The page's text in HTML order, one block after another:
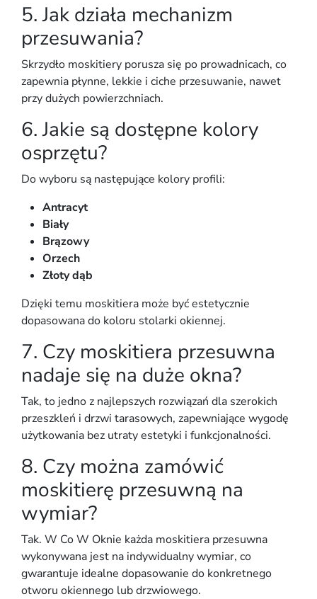
5. Jak działa mechanizm
przesuwania?
Skrzydło moskitiery porusza się po prowadnicach, co
zapewnia płynne, lekkie i ciche przesuwanie, nawet
przy dużych powierzchniach.
6. Jakie są dostępne kolory
osprzętu?
Do wyboru są następujące kolory profili:
Antracyt
Biały
Brązowy
Orzech
Złoty dąb
Dzięki temu moskitiera może być estetycznie
dopasowana do koloru stolarki okiennej.
7. Czy moskitiera przesuwna
nadaje się na duże okna?
Tak, to jedno z najlepszych rozwiązań dla szerokich
przeszkleń i drzwi tarasowych, zapewniające wygodę
użytkowania bez utraty estetyki i funkcjonalności.
8. Czy można zamówić
moskitierę przesuwną na
wymiar?
Tak. W Co W Oknie każda moskitiera przesuwna
wykonywana jest na indywidualny wymiar, co
gwarantuje idealne dopasowanie do konkretnego
otworu okiennego lub drzwiowego.